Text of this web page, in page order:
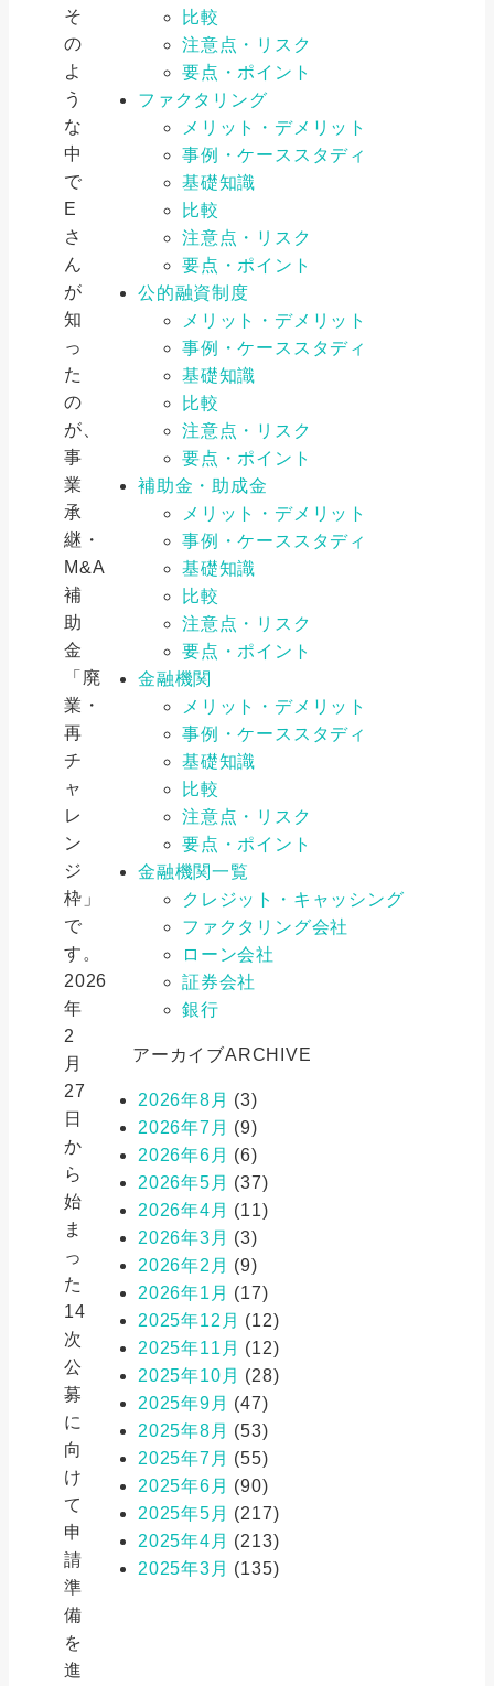
そ
の
よ
う
な
中
で
E
さ
ん
が
知
っ
た
の
が、
事
業
承
継・
M&A
補
助
金
「廃
業・
再
チ
ャ
レ
ン
ジ
枠」
で
す。
2026
年
2
月
27
日
か
ら
始
ま
っ
た
14
次
公
募
に
向
け
て
申
請
準
備
を
進
比較
注意点・リスク
要点・ポイント
ファクタリング
メリット・デメリット
事例・ケーススタディ
基礎知識
比較
注意点・リスク
要点・ポイント
公的融資制度
メリット・デメリット
事例・ケーススタディ
基礎知識
比較
注意点・リスク
要点・ポイント
補助金・助成金
メリット・デメリット
事例・ケーススタディ
基礎知識
比較
注意点・リスク
要点・ポイント
金融機関
メリット・デメリット
事例・ケーススタディ
基礎知識
比較
注意点・リスク
要点・ポイント
金融機関一覧
クレジット・キャッシング
ファクタリング会社
ローン会社
証券会社
銀行
アーカイブARCHIVE
2026年8月 (3)
2026年7月 (9)
2026年6月 (6)
2026年5月 (37)
2026年4月 (11)
2026年3月 (3)
2026年2月 (9)
2026年1月 (17)
2025年12月 (12)
2025年11月 (12)
2025年10月 (28)
2025年9月 (47)
2025年8月 (53)
2025年7月 (55)
2025年6月 (90)
2025年5月 (217)
2025年4月 (213)
2025年3月 (135)